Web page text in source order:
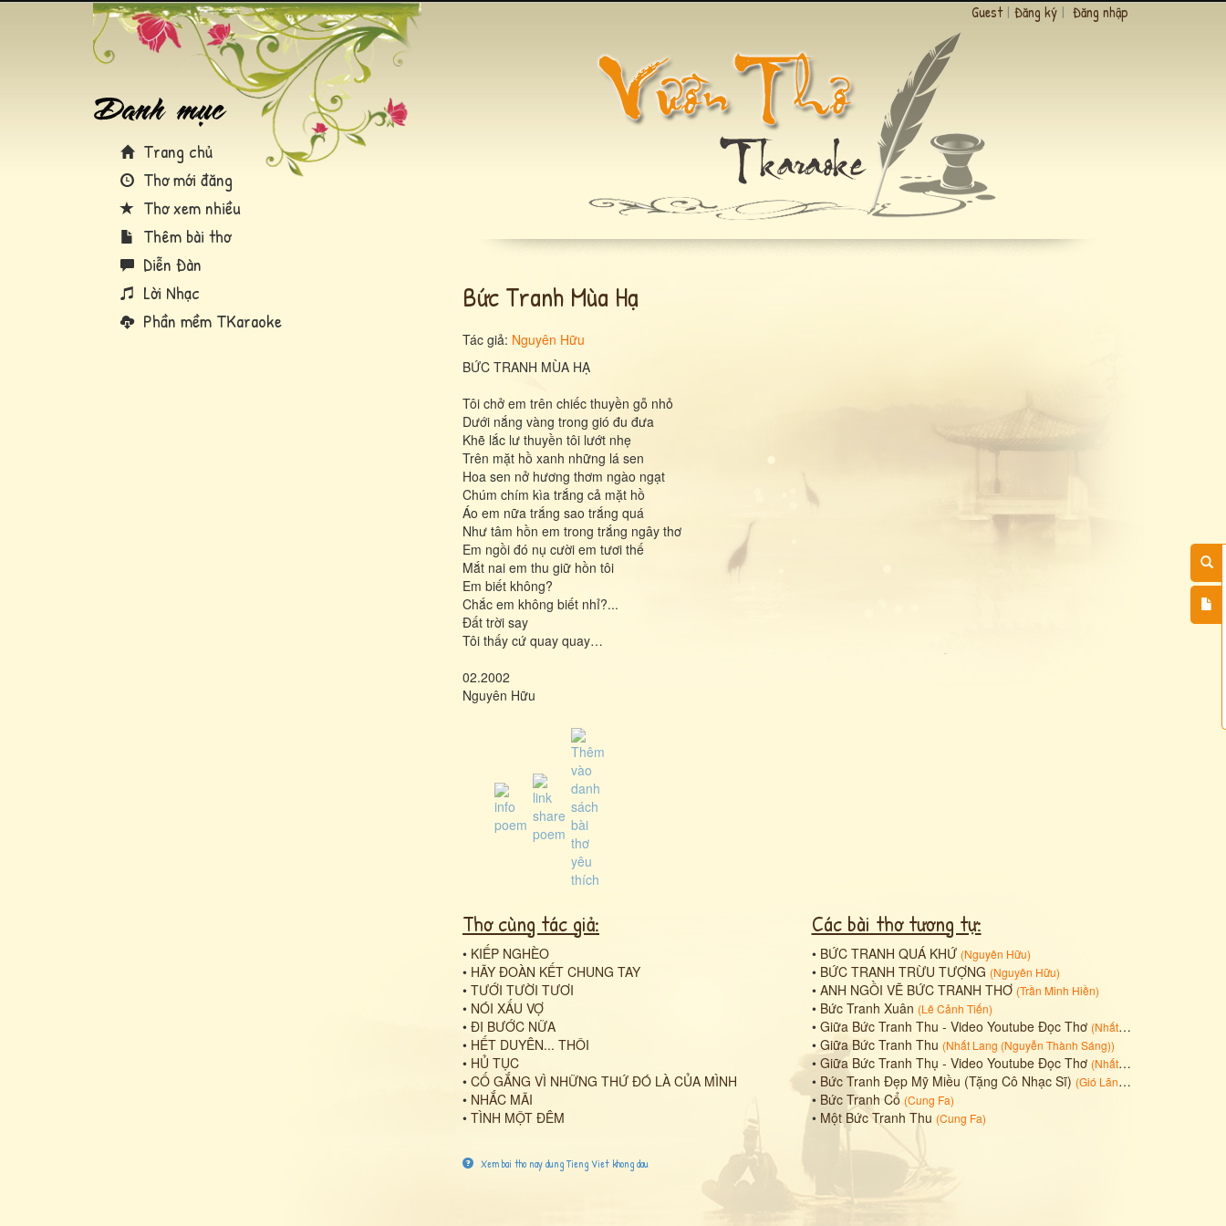
Trang chủ
Thơ mới đăng
Thơ xem nhiều
Thêm bài thơ
Diễn Đàn
Lời Nhạc
Phần mềm TKaraoke
Guest | Đăng ký | Đăng nhập
Bức Tranh Mùa Hạ
Tác giả: Nguyên Hữu
BỨC TRANH MÙA HẠ
Tôi chở em trên chiếc thuyền gỗ nhỏ
Dưới nắng vàng trong gió đu đưa
Khẽ lắc lư thuyền tôi lướt nhẹ
Trên mặt hồ xanh những lá sen
Hoa sen nở hương thơm ngào ngạt
Chúm chím kìa trắng cả mặt hồ
Áo em nữa trắng sao trắng quá
Như tâm hồn em trong trắng ngây thơ
Em ngồi đó nụ cười em tươi thế
Mắt nai em thu giữ hồn tôi
Em biết không?
Chắc em không biết nhỉ?...
Đất trời say
Tôi thấy cứ quay quay…
02.2002
Nguyên Hữu
Thơ cùng tác giả:
• KIẾP NGHÈO
• HÃY ĐOÀN KẾT CHUNG TAY
• TƯỚI TƯỜI TƯƠI
• NÓI XẤU VỢ
• ĐI BƯỚC NỮA
• HẾT DUYÊN... THÔI
• HỦ TỤC
• CỐ GẮNG VÌ NHỮNG THỨ ĐÓ LÀ CỦA MÌNH
• NHẮC MÃI
• TÌNH MỘT ĐÊM
Các bài thơ tương tự:
• BỨC TRANH QUÁ KHỨ (Nguyên Hữu)
• BỨC TRANH TRỪU TƯỢNG (Nguyên Hữu)
• ANH NGỒI VẼ BỨC TRANH THƠ (Trần Minh Hiền)
• Bức Tranh Xuân (Lê Cảnh Tiến)
• Giữa Bức Tranh Thu - Video Youtube Đọc Thơ (Nhất Lang (Nguyễn Thành Sáng)
• Giữa Bức Tranh Thu (Nhất Lang (Nguyễn Thành Sáng))
• Giữa Bức Tranh Thụ - Video Youtube Đọc Thơ (Nhất Lang (Nguyễn Thành Sáng)
• Bức Tranh Đẹp Mỹ Miều (Tặng Cô Nhạc Sĩ) (Gió Lãng Dzu
• Bức Tranh Cổ (Cung Fa)
• Một Bức Tranh Thu (Cung Fa)
Xem bai tho nay dung Tieng Viet khong dau